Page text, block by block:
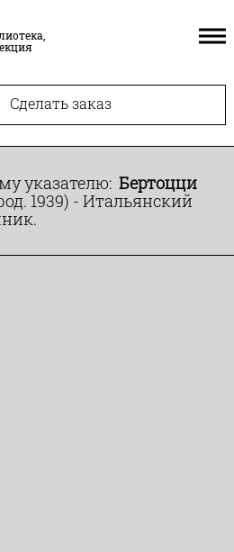
Сделать заказ
указателю: Бертоцци
1939) - Итальянский